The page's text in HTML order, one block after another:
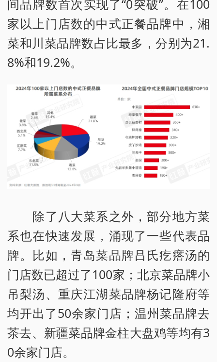
间品牌数首次实现了“0突破”。在100
家以上门店数的中式正餐品牌中，湘
菜和川菜品牌数占比最多，分别为21.
8%和19.2%。
除了八大菜系之外，部分地方菜
系也在快速发展，涌现了一些代表品
牌。比如，青岛菜品牌吕氏疙瘩汤的
门店数已超过了100家；北京菜品牌小
吊梨汤、重庆江湖菜品牌杨记隆府等
均开出了50余家门店；温州菜品牌去
茶去、新疆菜品牌金柱大盘鸡等均有3
0余家门店。